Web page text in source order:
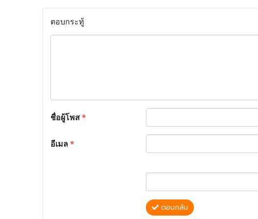
ตอบกระทู้
ชื่อผู้โพส*
อีเมล*
ตอบกลับ